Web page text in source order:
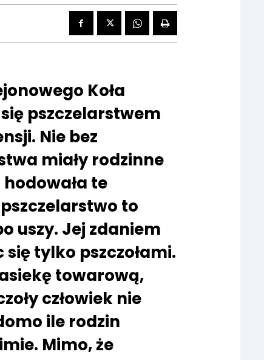
Koła
pszczelarstwem
Nie bez
miały rodzinne
te
to
uszy. Jej zdaniem
tylko pszczołami.
towarową,
człowiek nie
ile rodzin
Mimo, że